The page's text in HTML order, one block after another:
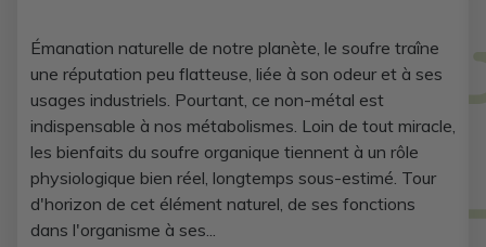
Émanation naturelle de notre planète, le soufre traîne
une réputation peu flatteuse, liée à son odeur et à ses
usages industriels. Pourtant, ce non-métal est
indispensable à nos métabolismes. Loin de tout miracle,
les bienfaits du soufre organique tiennent à un rôle
physiologique bien réel, longtemps sous-estimé. Tour
d'horizon de cet élément naturel, de ses fonctions
dans l'organisme à ses...